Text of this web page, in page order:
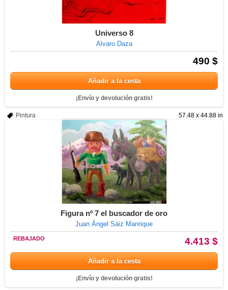
Universo 8
Alvaro Daza
490 $
Añadir a la cesta
¡Envío y devolución gratis!
57.48 x 44.88 in
Pintura
Figura nº 7 el buscador de oro
Juan Ángel Sáiz Manrique
4.413 $
REBAJADO
Añadir a la cesta
¡Envío y devolución gratis!